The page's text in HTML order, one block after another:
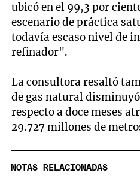
ubicó en el 99,3 por
escenario de práctica
todavía escaso nivel de
refinador".
La consultora resaltó
de gas natural
respecto a doce meses
29.727 millones de
NOTAS RELACIONADAS